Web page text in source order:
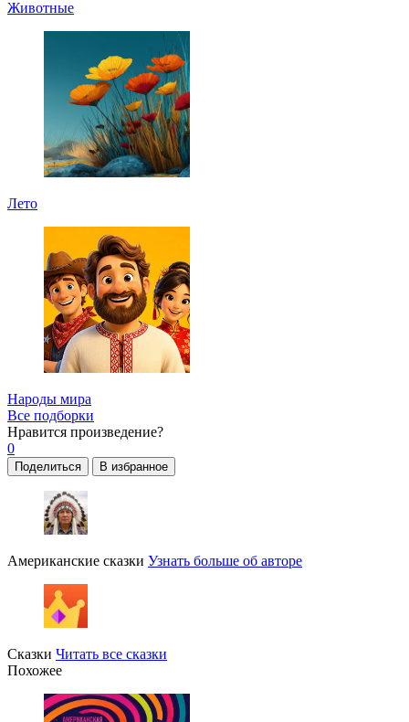
Животные
Лето
Народы мира
Все подборки
Нравится произведение?
0
Поделиться В избранное
Американские сказки Узнать больше об авторе
Сказки Читать все сказки
Похожее